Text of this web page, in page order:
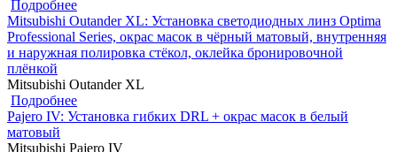
Подробнее
Mitsubishi Outander XL: Установка светодиодных линз Optima
Professional Series, окрас масок в чёрный матовый, внутренняя
и наружная полировка стёкол, оклейка бронировочной
плёнкой
Mitsubishi Outander XL
Подробнее
Pajero IV: Установка гибких DRL + окрас масок в белый
матовый
Mitsubishi Pajero IV